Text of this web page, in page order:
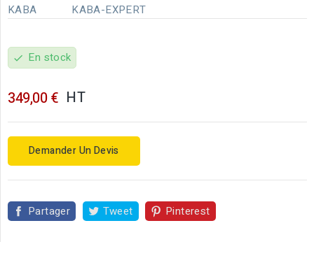
KABA
KABA-EXPERT
check En stock
349,00 € HT
Demander Un Devis
Partager Tweet Pinterest